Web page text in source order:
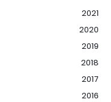
2021
2020
2019
2018
2017
2016